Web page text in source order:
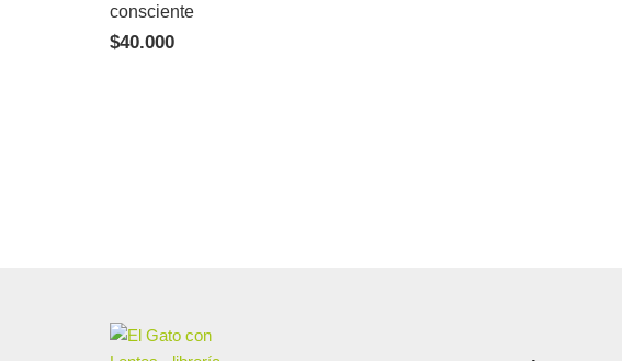
consciente
$40.000